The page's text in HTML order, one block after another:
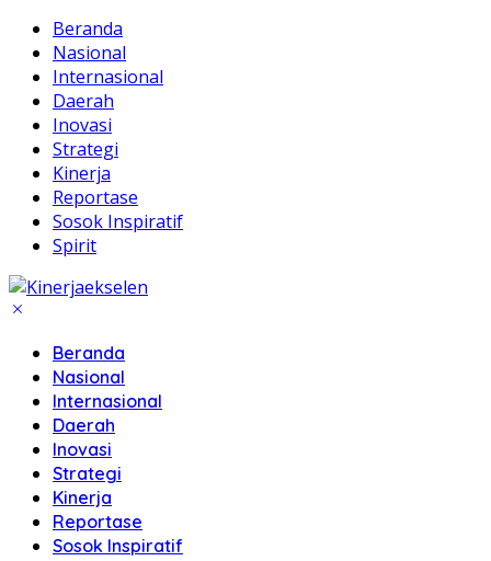
Beranda
Nasional
Internasional
Daerah
Inovasi
Strategi
Kinerja
Reportase
Sosok Inspiratif
Spirit
Beranda
Nasional
Internasional
Daerah
Inovasi
Strategi
Kinerja
Reportase
Sosok Inspiratif